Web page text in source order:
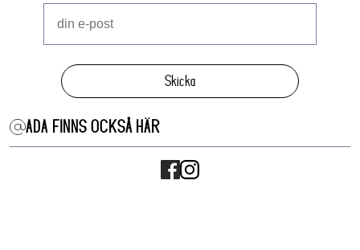
Skicka
ADA FINNS OCKSÅ HÄR